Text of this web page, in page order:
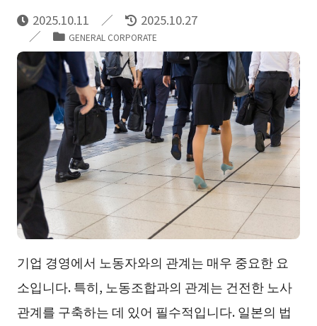
2025.10.11 2025.10.27
GENERAL CORPORATE
기업 경영에서 노동자와의 관계는 매우 중요한 요
소입니다. 특히, 노동조합과의 관계는 건전한 노사
관계를 구축하는 데 있어 필수적입니다. 일본의 법